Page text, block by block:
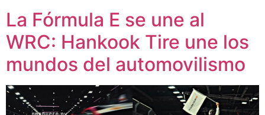
La Fórmula E se une al
WRC: Hankook Tire une los
mundos del automovilismo